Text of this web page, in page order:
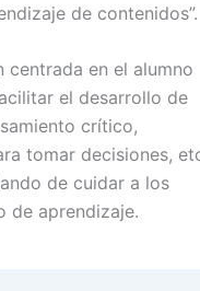
de contenidos”.
centrada en el alumno
el desarrollo de
crítico,
tomar decisiones,
de cuidar a los
de aprendizaje.